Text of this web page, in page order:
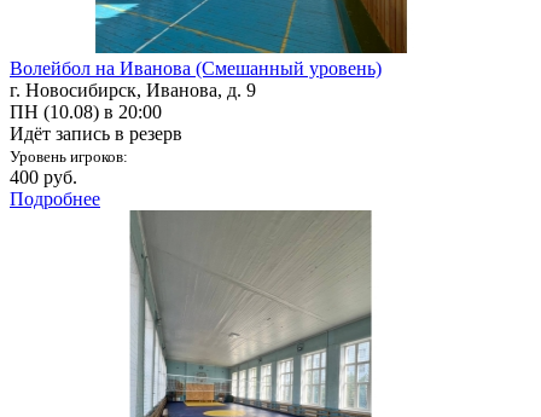
Волейбол на Иванова (Смешанный уровень)
г. Новосибирск, Иванова, д. 9
ПН (10.08) в 20:00
Идёт запись в резерв
Уровень игроков:
400 руб.
Подробнее